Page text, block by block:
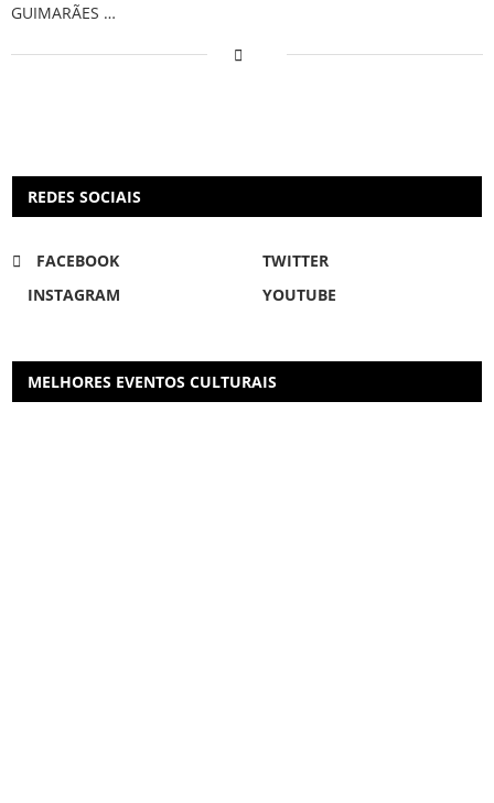
GUIMARÃES …
REDES SOCIAIS
FACEBOOK
TWITTER
INSTAGRAM
YOUTUBE
MELHORES EVENTOS CULTURAIS